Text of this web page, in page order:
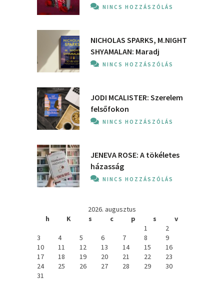
NINCS HOZZÁSZÓLÁS
NICHOLAS SPARKS, M.NIGHT
SHYAMALAN: Maradj
NINCS HOZZÁSZÓLÁS
JODI MCALISTER: Szerelem
felsőfokon
NINCS HOZZÁSZÓLÁS
JENEVA ROSE: A ​tökéletes
házasság
NINCS HOZZÁSZÓLÁS
2026. augusztus
h
K s c p s
v
1
2
3
4 5 6 7 8
9
10
11 12 13 14 15
16
17
18 19 20 21 22
23
24
25 26 27 28 29
30
31